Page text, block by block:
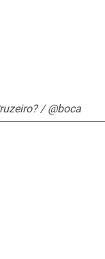
/ @boca